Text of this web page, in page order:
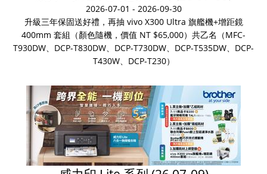
2026-07-01 - 2026-09-30
升級三年保固送好禮，再抽 vivo X300 Ultra 旗艦機+增距鏡
400mm 套組（顏色隨機，價值 NT $65,000）共乙名（MFC-
T930DW、DCP-T830DW、DCP-T730DW、DCP-T535DW、DCP-
T430W、DCP-T230）